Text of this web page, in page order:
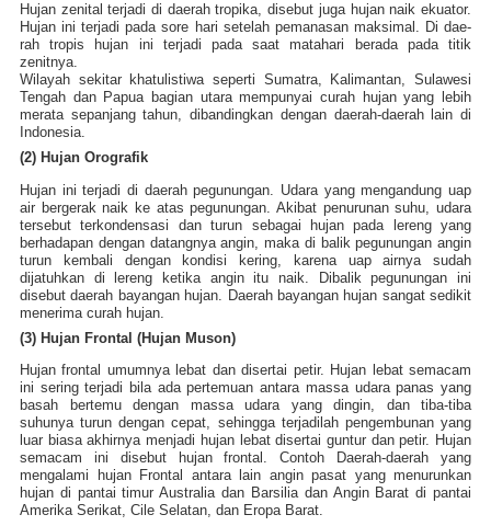
Hujan zenital terjadi di daerah tropika, disebut juga hujan naik ekuator.
Hujan ini terjadi pada sore hari setelah pemanasan maksimal. Di dae-
rah tropis hujan ini terjadi pada saat matahari berada pada titik
zenitnya.
Wilayah sekitar khatulistiwa seperti Sumatra, Kalimantan, Sulawesi
Tengah dan Papua bagian utara mempunyai curah hujan yang lebih
merata sepanjang tahun, dibandingkan dengan daerah-daerah lain di
Indonesia.
(2) Hujan Orografik
Hujan ini terjadi di daerah pegunungan. Udara yang mengandung uap
air bergerak naik ke atas pegunungan. Akibat penurunan suhu, udara
tersebut terkondensasi dan turun sebagai hujan pada lereng yang
berhadapan dengan datangnya angin, maka di balik pegunungan angin
turun kembali dengan kondisi kering, karena uap airnya sudah
dijatuhkan di lereng ketika angin itu naik. Dibalik pegunungan ini
disebut daerah bayangan hujan. Daerah bayangan hujan sangat sedikit
menerima curah hujan.
(3) Hujan Frontal (Hujan Muson)
Hujan frontal umumnya lebat dan disertai petir. Hujan lebat semacam
ini sering terjadi bila ada pertemuan antara massa udara panas yang
basah bertemu dengan massa udara yang dingin, dan tiba-tiba
suhunya turun dengan cepat, sehingga terjadilah pengembunan yang
luar biasa akhirnya menjadi hujan lebat disertai guntur dan petir. Hujan
semacam ini disebut hujan frontal. Contoh Daerah-daerah yang
mengalami hujan Frontal antara lain angin pasat yang menurunkan
hujan di pantai timur Australia dan Barsilia dan Angin Barat di pantai
Amerika Serikat, Cile Selatan, dan Eropa Barat.